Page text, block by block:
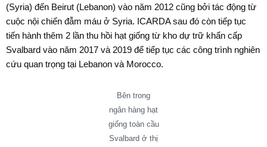
(Syria) đến Beirut (Lebanon) vào năm 2012 cũng bởi tác động từ
cuộc nội chiến đẫm máu ở Syria. ICARDA sau đó còn tiếp tục
tiến hành thêm 2 lần thu hồi hạt giống từ kho dự trữ khẩn cấp
Svalbard vào năm 2017 và 2019 để tiếp tục các công trình nghiên
cứu quan trọng tại Lebanon và Morocco.
Bên trong
ngân hàng hạt
giống toàn cầu
Svalbard ở thị